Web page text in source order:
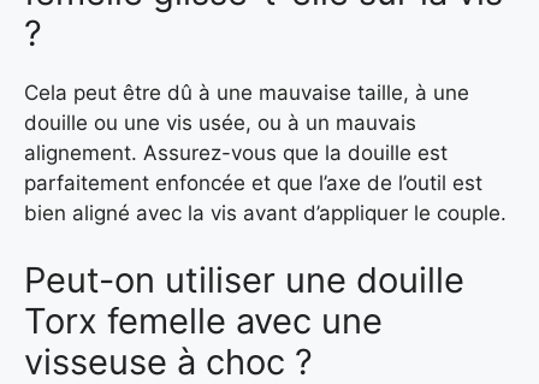
?
Cela peut être dû à une mauvaise taille, à une
douille ou une vis usée, ou à un mauvais
alignement. Assurez-vous que la douille est
parfaitement enfoncée et que l’axe de l’outil est
bien aligné avec la vis avant d’appliquer le couple.
Peut-on utiliser une douille
Torx femelle avec une
visseuse à choc ?